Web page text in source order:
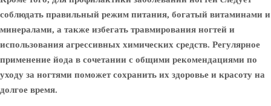
соблюдать правильный режим питания, богатый витаминами и
минералами, а также избегать травмирования ногтей и
использования агрессивных химических средств. Регулярное
применение йода в сочетании с общими рекомендациями по
уходу за ногтями поможет сохранить их здоровье и красоту на
долгое время.